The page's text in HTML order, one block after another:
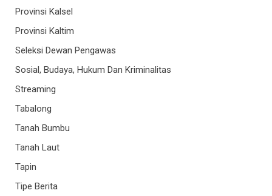
Provinsi Kalsel
Provinsi Kaltim
Seleksi Dewan Pengawas
Sosial, Budaya, Hukum Dan Kriminalitas
Streaming
Tabalong
Tanah Bumbu
Tanah Laut
Tapin
Tipe Berita